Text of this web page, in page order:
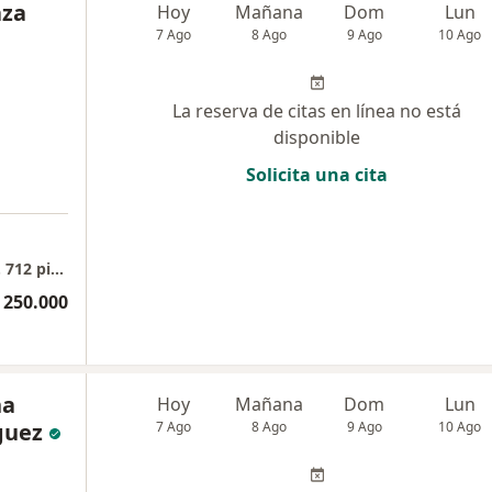
Ginecología, Colposcopia y Obstetricia cons. 712 piso 7
Hoy
7 Ago
Mañana
8 Ago
Dom
9 Ago
Lun
10 Ago
La reserva de citas en línea no está
disponible
Solicita una cita
Hoy
7 Ago
Mañana
8 Ago
Dom
9 Ago
Lun
10 Ago